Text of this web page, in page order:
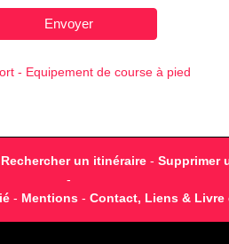
Rechercher un itinéraire - Supprimer
-
- Mentions- Contact, Liens & Livre